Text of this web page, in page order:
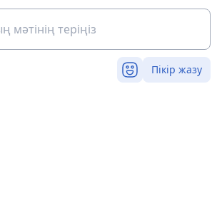
Пікір жазу